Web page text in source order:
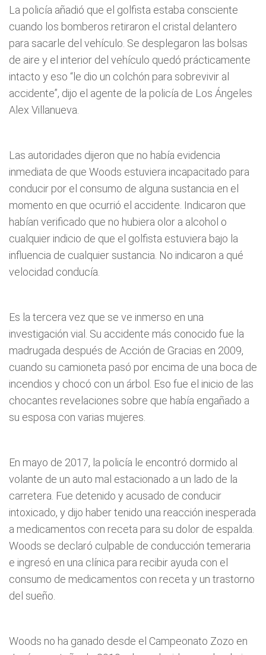
La policía añadió que el golfista estaba consciente
cuando los bomberos retiraron el cristal delantero
para sacarle del vehículo. Se desplegaron las bolsas
de aire y el interior del vehículo quedó prácticamente
intacto y eso “le dio un colchón para sobrevivir al
accidente”, dijo el agente de la policía de Los Ángeles
Alex Villanueva.
Las autoridades dijeron que no había evidencia
inmediata de que Woods estuviera incapacitado para
conducir por el consumo de alguna sustancia en el
momento en que ocurrió el accidente. Indicaron que
habían verificado que no hubiera olor a alcohol o
cualquier indicio de que el golfista estuviera bajo la
influencia de cualquier sustancia. No indicaron a qué
velocidad conducía.
Es la tercera vez que se ve inmerso en una
investigación vial. Su accidente más conocido fue la
madrugada después de Acción de Gracias en 2009,
cuando su camioneta pasó por encima de una boca de
incendios y chocó con un árbol. Eso fue el inicio de las
chocantes revelaciones sobre que había engañado a
su esposa con varias mujeres.
En mayo de 2017, la policía le encontró dormido al
volante de un auto mal estacionado a un lado de la
carretera. Fue detenido y acusado de conducir
intoxicado, y dijo haber tenido una reacción inesperada
a medicamentos con receta para su dolor de espalda.
Woods se declaró culpable de conducción temeraria
e ingresó en una clínica para recibir ayuda con el
consumo de medicamentos con receta y un trastorno
del sueño.
Woods no ha ganado desde el Campeonato Zozo en